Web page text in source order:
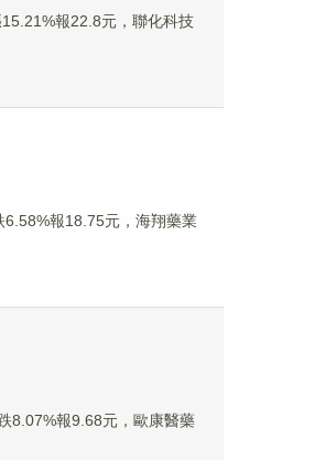
報22.8元，聯化科技
報18.75元，海翔藥業
8.07%報9.68元，歐康醫藥